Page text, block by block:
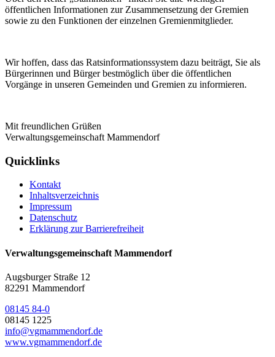
öffentlichen Informationen zur Zusammensetzung der Gremien
sowie zu den Funktionen der einzelnen Gremienmitglieder.
Wir hoffen, dass das Ratsinformationssystem dazu beiträgt, Sie als
Bürgerinnen und Bürger bestmöglich über die öffentlichen
Vorgänge in unseren Gemeinden und Gremien zu informieren.
Mit freundlichen Grüßen
Verwaltungsgemeinschaft Mammendorf
Quicklinks
Kontakt
Inhaltsverzeichnis
Impressum
Datenschutz
Erklärung zur Barrierefreiheit
Verwaltungsgemeinschaft Mammendorf
Augsburger Straße 12
82291 Mammendorf
08145 84-0
08145 1225
info@vgmammendorf.de
www.vgmammendorf.de